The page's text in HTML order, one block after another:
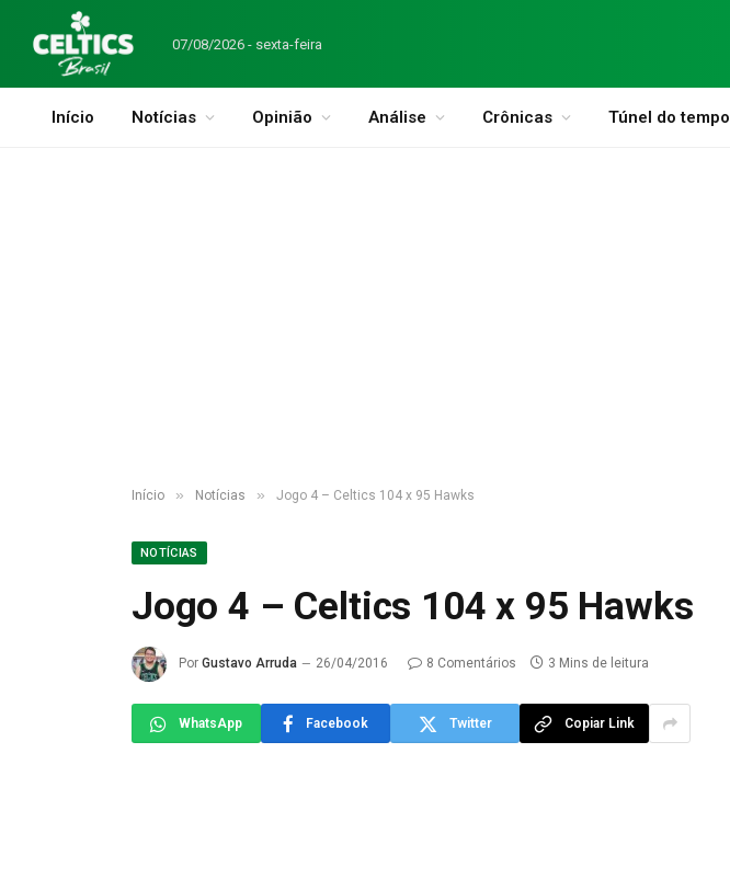
07/08/2026 - sexta-feira
Início Notícias Opinião Análise Crônicas Túnel do tempo
Início » Notícias » Jogo 4 – Celtics 104 x 95 Hawks
NOTÍCIAS
Jogo 4 – Celtics 104 x 95 Hawks
Por Gustavo Arruda 26/04/2016 8 Comentários 3 Mins de leitura
WhatsApp Facebook Twitter Copiar Link